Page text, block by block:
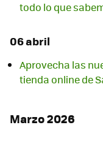
todo lo que
06 abril
Aprovecha las
tienda online de
Marzo 2026